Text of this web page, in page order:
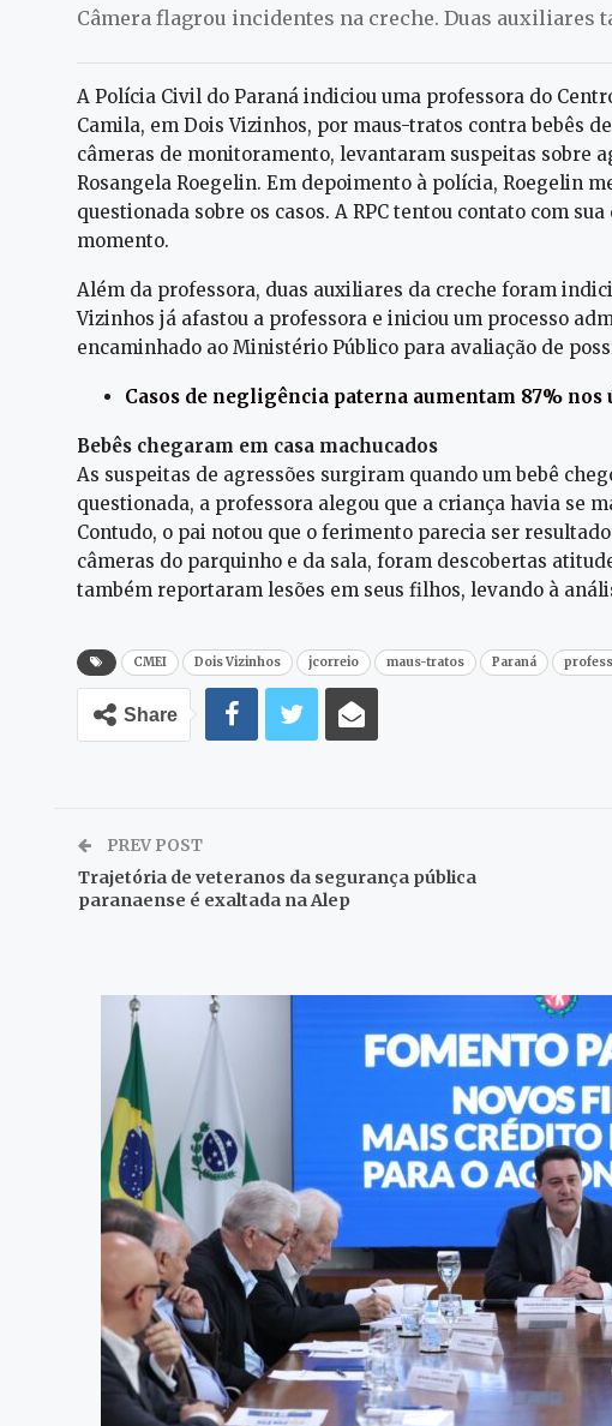
Câmera flagrou incidentes na creche. Duas auxiliares
A Polícia Civil do Paraná indiciou uma professora do
Camila, em Dois Vizinhos, por maus-tratos contra bebês
câmeras de monitoramento, levantaram suspeitas sobre
Rosangela Roegelin. Em depoimento à polícia, Roegelin
questionada sobre os casos. A RPC tentou contato com
momento.
Além da professora, duas auxiliares da creche foram
Vizinhos já afastou a professora e iniciou um processo
encaminhado ao Ministério Público para avaliação de
Casos de negligência paterna aumentam 87%
Bebês chegaram em casa machucados
As suspeitas de agressões surgiram quando um bebê
questionada, a professora alegou que a criança havia se
Contudo, o pai notou que o ferimento parecia ser
câmeras do parquinho e da sala, foram descobertas
também reportaram lesões em seus filhos, levando à
CMEI Dois Vizinhos jcorreio maus-tratos Paraná
Share
PREV POST
Trajetória de veteranos da segurança pública
paranaense é exaltada na Alep